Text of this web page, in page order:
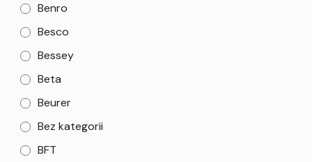
Benro
Besco
Bessey
Beta
Beurer
Bez kategorii
BFT